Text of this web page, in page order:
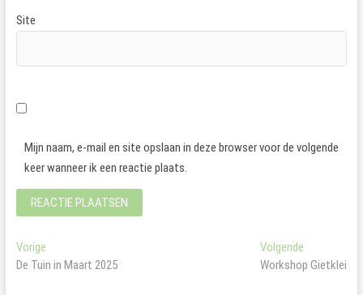
Site
Mijn naam, e-mail en site opslaan in deze browser voor de volgende
keer wanneer ik een reactie plaats.
Bericht
navigatie
VorigeVorig
bericht:
De Tuin in Maart 2025
Volgende
bericht:
Workshop Gietklei